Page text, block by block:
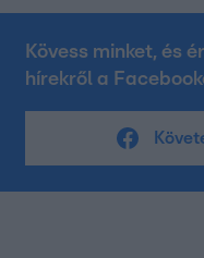
Kövess minket, és
hírekről a